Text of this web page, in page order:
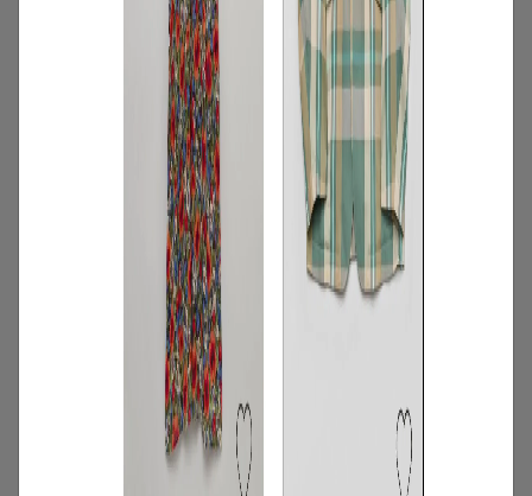
【甘シャツ・ブラウス100選】大人可愛い
夏コーデにおすすめ！映えトップスを厳
選
2026.07.16